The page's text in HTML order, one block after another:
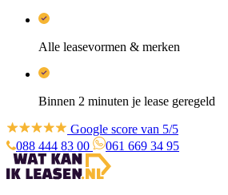
Alle leasevormen & merken
Binnen 2 minuten je lease geregeld
Google score van 5/5
088 444 83 00
061 669 34 95